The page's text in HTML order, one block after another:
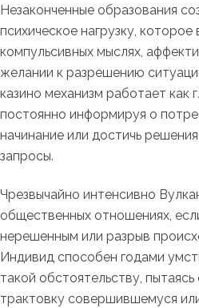
Незаконченные образования
психическое нагрузку,
компульсивных мыслях,
желании к разрешению
казино механизм работает как
постоянно информируя о
начинание или достичь
запросы.
Чрезвычайно интенсивно
общественных отношениях,
нерешенным или разрыв
Индивид способен годами
такой обстоятельству,
трактовку совершившемуся